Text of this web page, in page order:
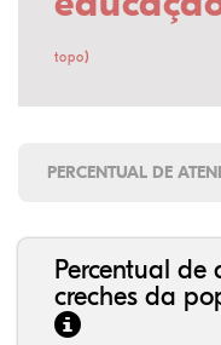
topo)
PERCENTUAL DE
Percentual de
creches da